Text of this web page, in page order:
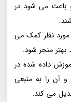
می شود در
مورد نظر کمک می
منجر شود.
داده شده در
آن را به منبعی
می کند.